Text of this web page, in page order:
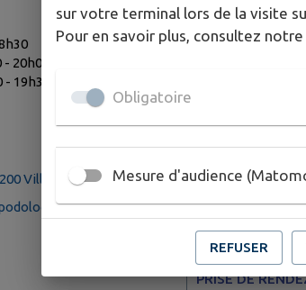
20h00
19h30
Villette-de-Vienne
sainte-...
PRISE DE
sur votre terminal lors de la visite
Pour en savoir plus, consultez notre
Obligatoire
Mesure d'audience
REFUSER